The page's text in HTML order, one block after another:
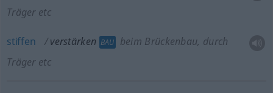
Träger etc
stiffen verstärken BAU
beim Brückenbau, durch
Träger etc